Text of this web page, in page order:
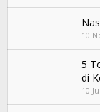
10
5
di
10